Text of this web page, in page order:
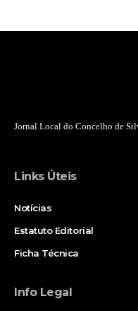
Jornal Local do Concelho de
Links Úteis
Notícias
Estatuto Editorial
Ficha Técnica
Info Legal